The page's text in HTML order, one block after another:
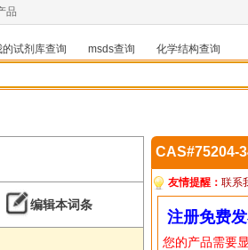
品
的试剂库查询 msds查询
化学结构查询
编辑本词条
CAS#75204-
友情提醒： 联系
注册免费
您的产品需要